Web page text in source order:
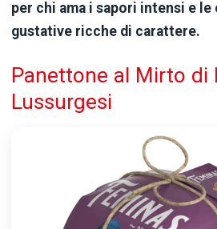
per chi ama i sapori intensi e le
gustative ricche di carattere.
Panettone al Mirto di
Lussurgesi